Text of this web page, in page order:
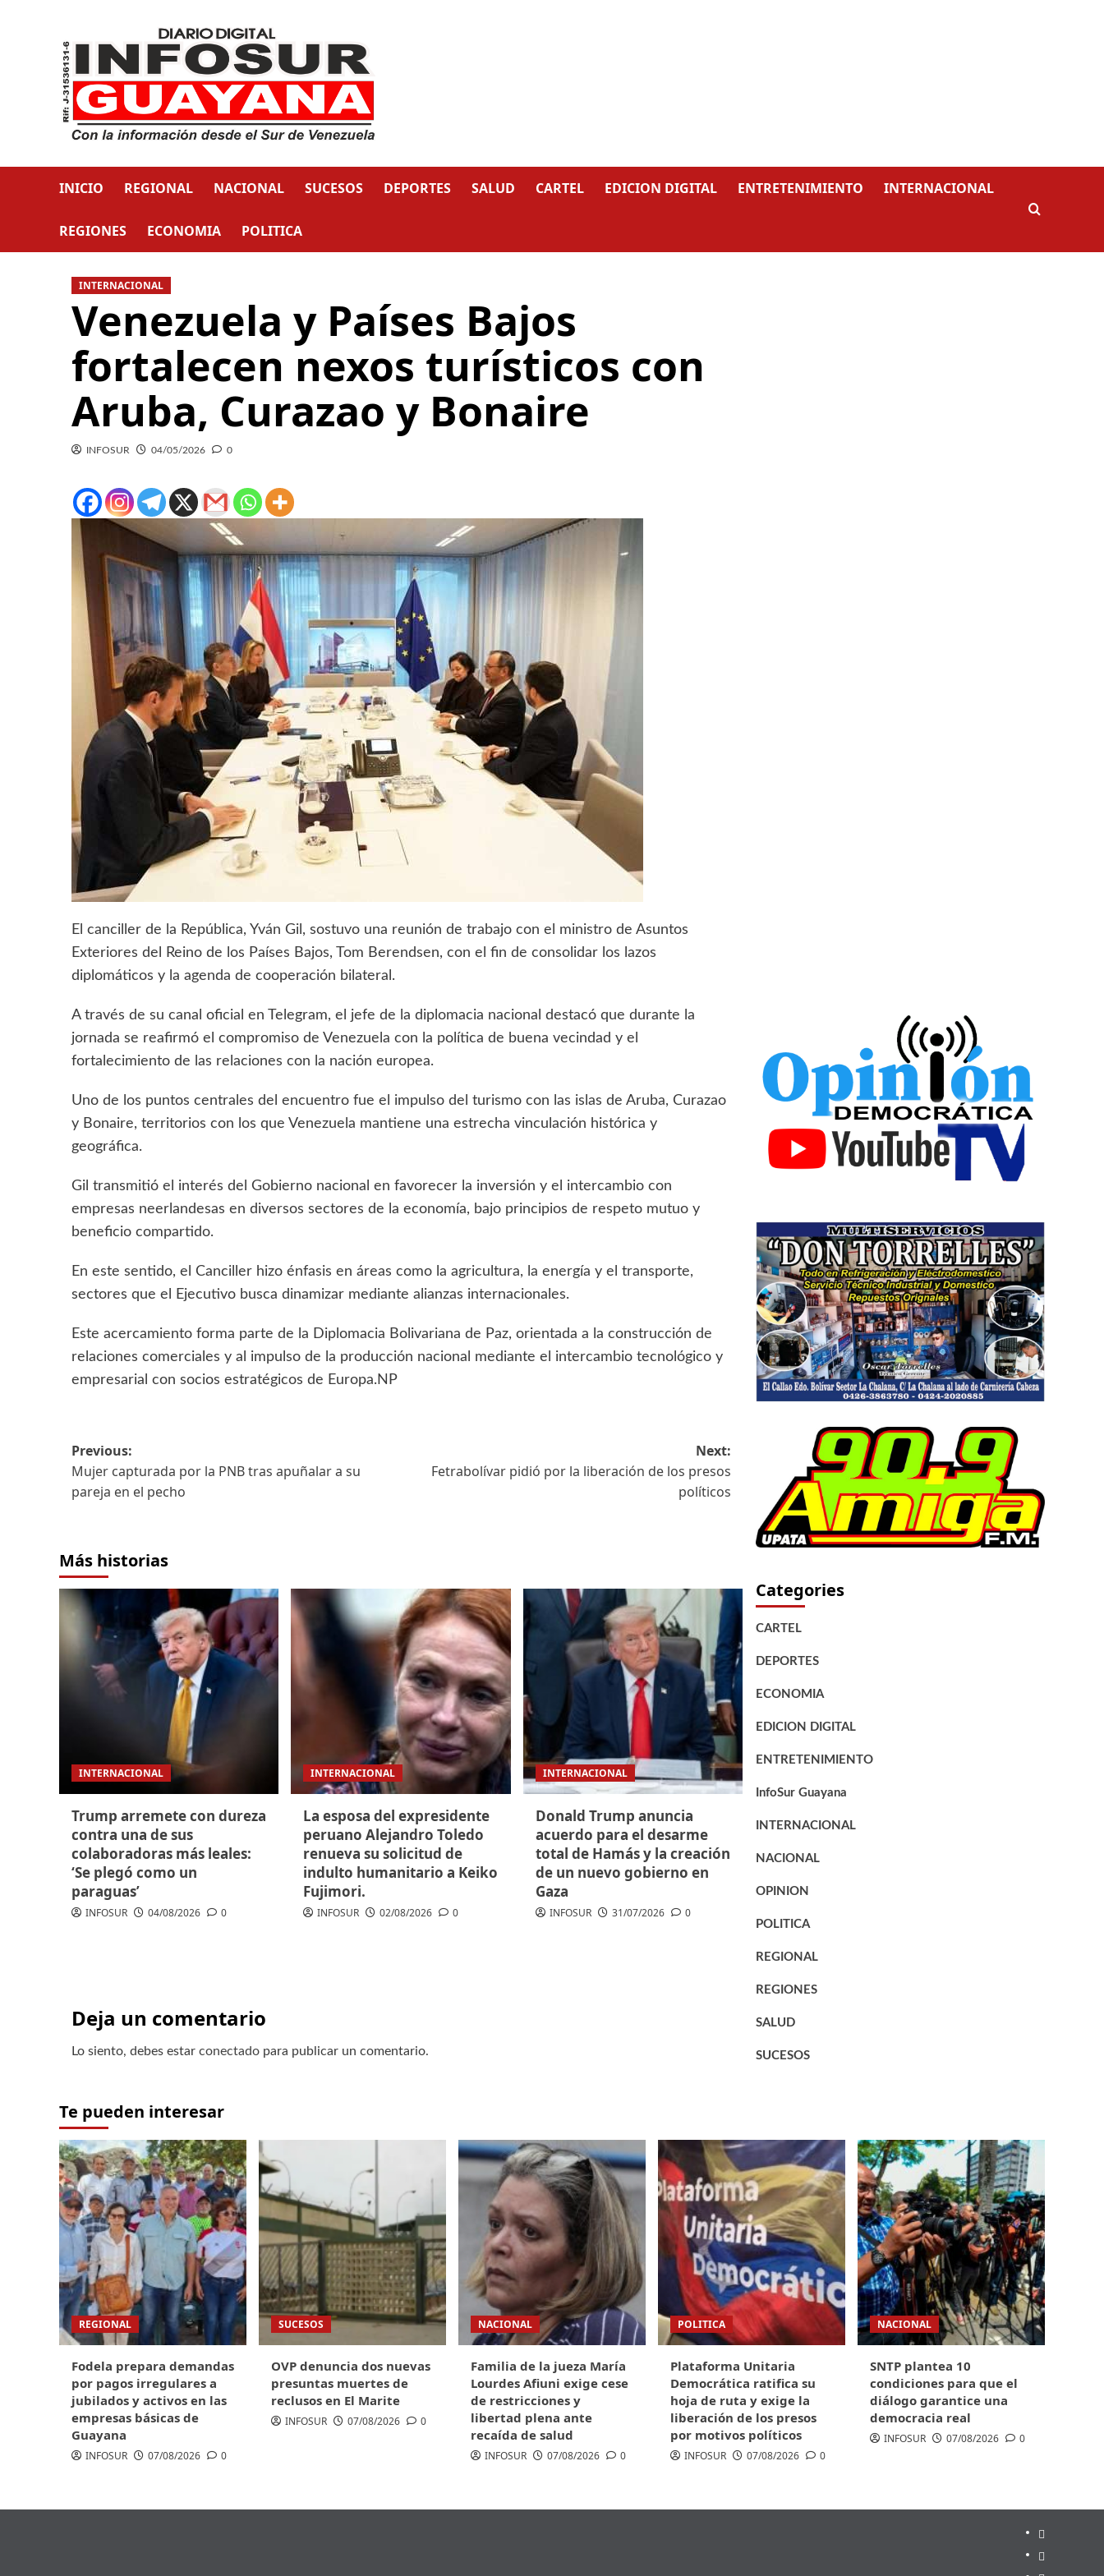
INICIO REGIONAL NACIONAL SUCESOS DEPORTES SALUD CARTEL EDICION DIGITAL ENTRETENIMIENTO INTERNACIONAL
REGIONES ECONOMIA POLITICA
INTERNACIONAL
Venezuela y Países Bajos
fortalecen nexos turísticos con
Aruba, Curazao y Bonaire
INFOSUR 04/05/2026 0
El canciller de la República, Yván Gil, sostuvo una reunión de trabajo con el ministro de Asuntos
Exteriores del Reino de los Países Bajos, Tom Berendsen, con el fin de consolidar los lazos
diplomáticos y la agenda de cooperación bilateral.
A través de su canal oficial en Telegram, el jefe de la diplomacia nacional destacó que durante la
jornada se reafirmó el compromiso de Venezuela con la política de buena vecindad y el
fortalecimiento de las relaciones con la nación europea.
Uno de los puntos centrales del encuentro fue el impulso del turismo con las islas de Aruba, Curazao
y Bonaire, territorios con los que Venezuela mantiene una estrecha vinculación histórica y
geográfica.
Gil transmitió el interés del Gobierno nacional en favorecer la inversión y el intercambio con
empresas neerlandesas en diversos sectores de la economía, bajo principios de respeto mutuo y
beneficio compartido.
En este sentido, el Canciller hizo énfasis en áreas como la agricultura, la energía y el transporte,
sectores que el Ejecutivo busca dinamizar mediante alianzas internacionales.
Este acercamiento forma parte de la Diplomacia Bolivariana de Paz, orientada a la construcción de
relaciones comerciales y al impulso de la producción nacional mediante el intercambio tecnológico y
empresarial con socios estratégicos de Europa.NP
Previous:
Mujer capturada por la PNB tras apuñalar a su
pareja en el pecho
Next:
Fetrabolívar pidió por la liberación de los presos
políticos
Más historias
INTERNACIONAL
Trump arremete con dureza
contra una de sus
colaboradoras más leales:
‘Se plegó como un
paraguas’
INFOSUR 04/08/2026 0
INTERNACIONAL
La esposa del expresidente
peruano Alejandro Toledo
renueva su solicitud de
indulto humanitario a Keiko
Fujimori.
INFOSUR 02/08/2026 0
INTERNACIONAL
Donald Trump anuncia
acuerdo para el desarme
total de Hamás y la creación
de un nuevo gobierno en
Gaza
INFOSUR 31/07/2026 0
Deja un comentario
Lo siento, debes estar conectado para publicar un comentario.
Categories
CARTEL
DEPORTES
ECONOMIA
EDICION DIGITAL
ENTRETENIMIENTO
InfoSur Guayana
INTERNACIONAL
NACIONAL
OPINION
POLITICA
REGIONAL
REGIONES
SALUD
SUCESOS
Te pueden interesar
REGIONAL
Fodela prepara demandas
por pagos irregulares a
jubilados y activos en las
empresas básicas de
Guayana
INFOSUR 07/08/2026 0
SUCESOS
OVP denuncia dos nuevas
presuntas muertes de
reclusos en El Marite
INFOSUR 07/08/2026 0
NACIONAL
Familia de la jueza María
Lourdes Afiuni exige cese
de restricciones y
libertad plena ante
recaída de salud
INFOSUR 07/08/2026 0
POLITICA
Plataforma Unitaria
Democrática ratifica su
hoja de ruta y exige la
liberación de los presos
por motivos políticos
INFOSUR 07/08/2026 0
NACIONAL
SNTP plantea 10
condiciones para que el
diálogo garantice una
democracia real
INFOSUR 07/08/2026 0